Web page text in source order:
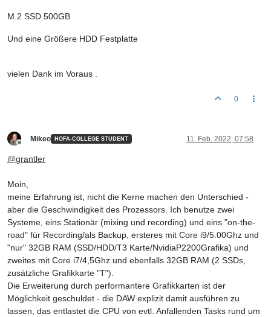
M.2 SSD 500GB
Und eine Größere HDD Festplatte
vielen Dank im Voraus .
0
Mikeo HOFA-COLLEGE STUDENT 11. Feb. 2022, 07:58
@grantler
Moin,
meine Erfahrung ist, nicht die Kerne machen den Unterschied -
aber die Geschwindigkeit des Prozessors. Ich benutze zwei
Systeme, eins Stationär (mixing und recording) und eins "on-the-
road" für Recording/als Backup, ersteres mit Core i9/5.00Ghz und
"nur" 32GB RAM (SSD/HDD/T3 Karte/NvidiaP2200Grafika) und
zweites mit Core i7/4,5Ghz und ebenfalls 32GB RAM (2 SSDs,
zusätzliche Grafikkarte "T").
Die Erweiterung durch performantere Grafikkarten ist der
Möglichkeit geschuldet - die DAW explizit damit ausführen zu
lassen, das entlastet die CPU von evtl. Anfallenden Tasks rund um